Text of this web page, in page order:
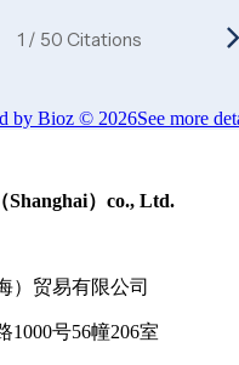
by Bioz © 2026See more
Shanghai）co., Ltd.
）贸易有限公司
1000号56幢206室